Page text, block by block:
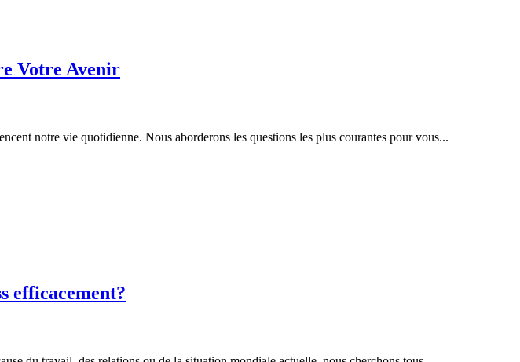
Votre Avenir
notre vie quotidienne. Nous aborderons les questions les plus courantes pour vous...
efficacement?